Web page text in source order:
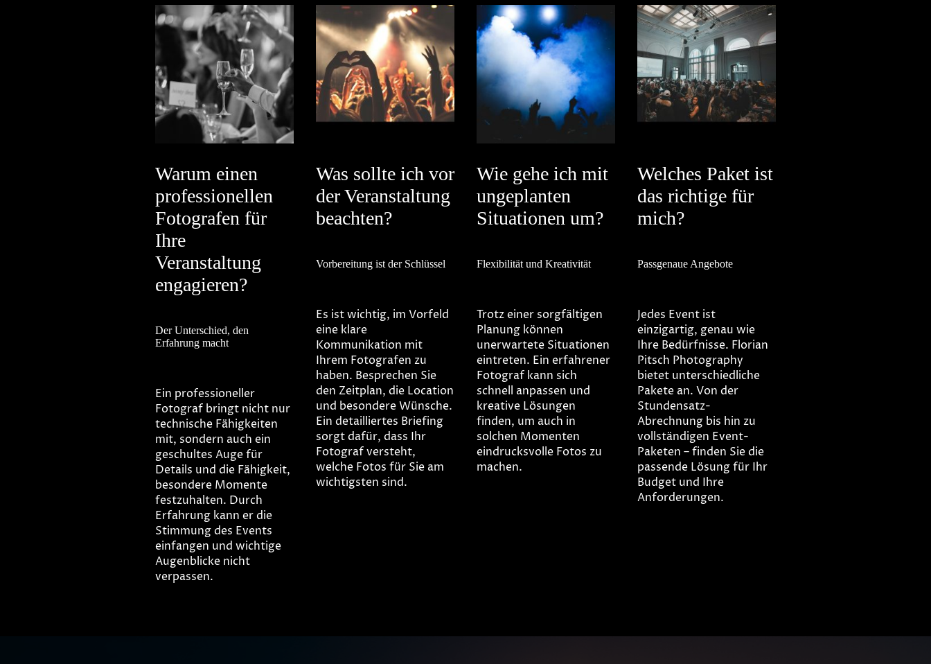
Warum einen
professionellen
Fotografen für
Ihre
Veranstaltung
engagieren?
Der Unterschied, den
Erfahrung macht
Ein professioneller
Fotograf bringt nicht nur
technische Fähigkeiten
mit, sondern auch ein
geschultes Auge für
Details und die Fähigkeit,
besondere Momente
festzuhalten. Durch
Erfahrung kann er die
Stimmung des Events
einfangen und wichtige
Augenblicke nicht
verpassen.
Was sollte ich vor
der Veranstaltung
beachten?
Vorbereitung ist der Schlüssel
Es ist wichtig, im Vorfeld
eine klare
Kommunikation mit
Ihrem Fotografen zu
haben. Besprechen Sie
den Zeitplan, die Location
und besondere Wünsche.
Ein detailliertes Briefing
sorgt dafür, dass Ihr
Fotograf versteht,
welche Fotos für Sie am
wichtigsten sind.
Wie gehe ich mit
ungeplanten
Situationen um?
Flexibilität und Kreativität
Trotz einer sorgfältigen
Planung können
unerwartete Situationen
eintreten. Ein erfahrener
Fotograf kann sich
schnell anpassen und
kreative Lösungen
finden, um auch in
solchen Momenten
eindrucksvolle Fotos zu
machen.
Welches Paket ist
das richtige für
mich?
Passgenaue Angebote
Jedes Event ist
einzigartig, genau wie
Ihre Bedürfnisse. Florian
Pitsch Photography
bietet unterschiedliche
Pakete an. Von der
Stundensatz-
Abrechnung bis hin zu
vollständigen Event-
Paketen – finden Sie die
passende Lösung für Ihr
Budget und Ihre
Anforderungen.